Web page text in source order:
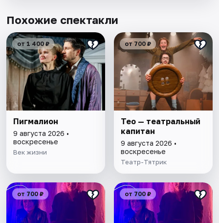
Похожие спектакли
от 1 400 ₽
Пигмалион
9 августа 2026 •
воскресенье
Век жизни
от 700 ₽
Тео — театральный
капитан
9 августа 2026 •
воскресенье
Театр-Тятрик
от 700 ₽ от 700 ₽